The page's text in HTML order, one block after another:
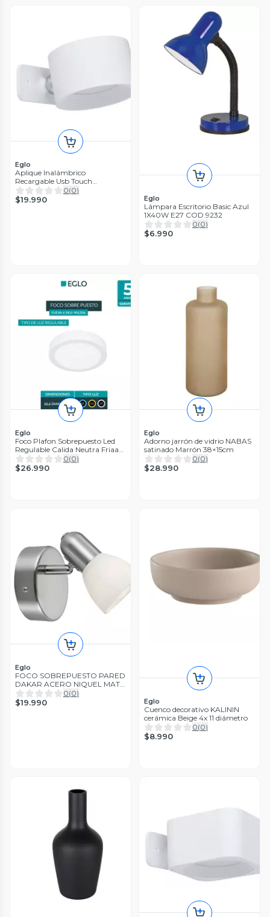
Eglo
Aplique Inalámbrico
Recargable Usb Touch
Regulador Muraglie Led 1X5W
Redondo blanco
0(0)
$19.990 Eglo
Lámpara Escritorio Basic Azul
1X40W E27 COD.9232
0(0)
$6.990
Eglo
Foco Plafon Sobrepuesto Led
Regulable Calida Neutra Friaa
Diam17cm 7w0(0)
$26.990
Eglo
Adorno jarrón de vidrio NABAS
satinado Marrón 38×15cm
0(0)
$28.990
Eglo
FOCO SOBREPUESTO PARED
DAKAR ACERO NIQUEL MATE
1X40W E14 COD.88472
0(0)
$19.990 Eglo
Cuenco decorativo KALININ
cerámica Beige 4x 11 diámetro
0(0)
$8.990